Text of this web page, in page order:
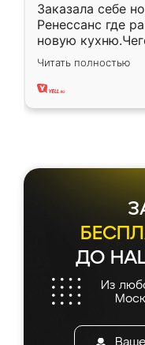
Заказала себе
Ренессанс где
новую
вполне
два года,
Читать полностью
ДО
Из